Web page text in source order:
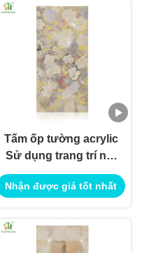
Tấm ốp tường acrylic
Sử dụng trang trí nội
thất ngoại thất để sử
dụng ứng dụng xây
Nhận được giá tốt nhất